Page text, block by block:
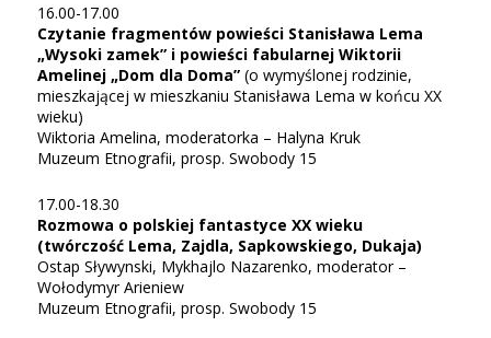
16.00-17.00
Czytanie fragmentów powieści Stanisława Lema
„Wysoki zamek” i powieści fabularnej Wiktorii
Amelinej „Dom dla Doma” (o wymyślonej rodzinie,
mieszkającej w mieszkaniu Stanisława Lema w końcu XX
wieku)
Wiktoria Amelina, moderatorka – Halyna Kruk
Muzeum Etnografii, prosp. Swobody 15
17.00-18.30
Rozmowa o polskiej fantastyce ХХ wieku
(twórczość Lema, Zajdla, Sapkowskiego, Dukaja)
Ostap Sływynski, Mykhajlo Nazarenko, moderator –
Wołodymyr Arieniew
Muzeum Etnografii, prosp. Swobody 15